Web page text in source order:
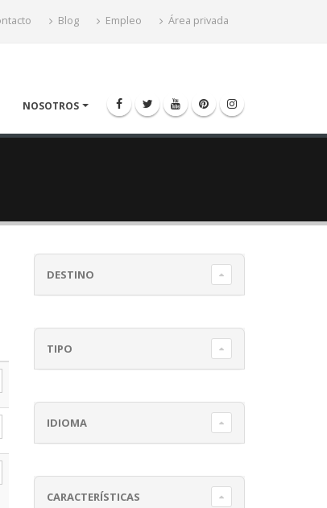
Blog Empleo Área privada
NOSOTROS
DESTINO
TIPO
IDIOMA
CARACTERÍSTICAS